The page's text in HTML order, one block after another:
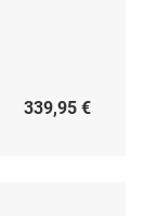
339,95 €